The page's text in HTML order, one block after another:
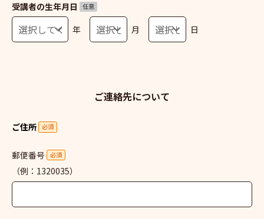
受講者の生年月日 任意
年 月 日
ご連絡先について
ご住所 必須
郵便番号 必須
（例：1320035）